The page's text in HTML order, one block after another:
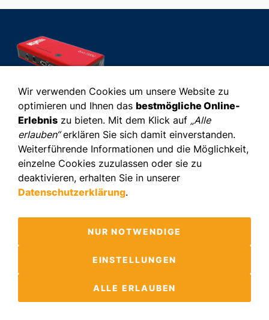
Copyright ImpressumDatenschutzGendernRemote ISL
WIR BOOSTEN
Effektivität | EBIT | Change | Motivation |
Transparenz | Mitarbeiterbindung |
Employer Branding
Wir verwenden Cookies um unsere Website zu
optimieren und Ihnen das bestmögliche Online-
Erlebnis zu bieten. Mit dem Klick auf „Alle
erlauben“erklären Sie sich damit einverstanden.
Weiterführende Informationen und die Möglichkeit,
einzelne Cookies zuzulassen oder sie zu
deaktivieren, erhalten Sie in unserer
Datenschutzerklärung.
NUR NOTWENDIGE
EINSTELLUNGEN
ALLE ERLAUBEN